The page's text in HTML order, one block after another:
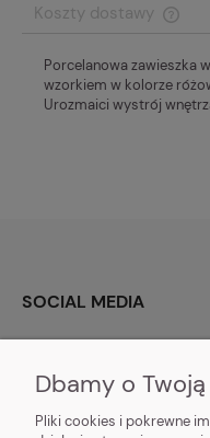
Koszty dostawy
Cena nie zawiera
Porcelanowa zawieszka
wzorkiem w kolorze
Urozmaici wystrój
SOCIAL MEDIA
MOJE KONTO
Dbamy o
Pliki cookies i pokrewne